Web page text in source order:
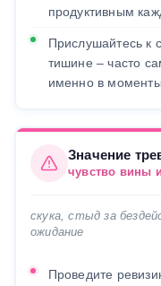
продуктивным
Прислушайтесь к
тишине – часто
именно в
Значение
чувство вины
скука, стыд за
ожидание
Проведите